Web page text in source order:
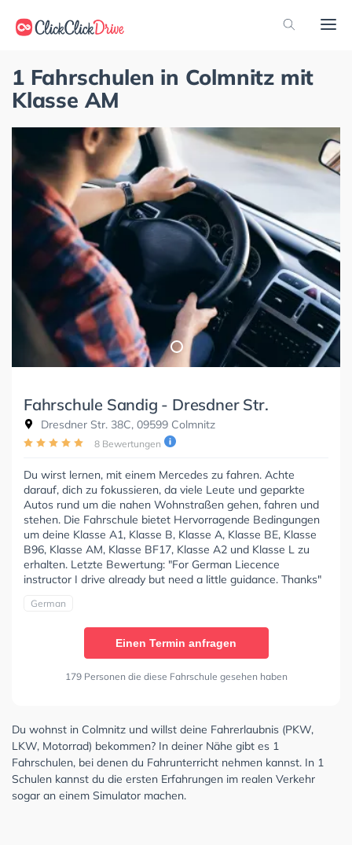
1 Fahrschulen in Colmnitz mit
Klasse AM
Fahrschule Sandig - Dresdner Str.
Dresdner Str. 38C, 09599 Colmnitz
8 Bewertungen
Du wirst lernen, mit einem Mercedes zu fahren. Achte
darauf, dich zu fokussieren, da viele Leute und geparkte
Autos rund um die nahen Wohnstraßen gehen, fahren und
stehen. Die Fahrschule bietet Hervorragende Bedingungen
um deine Klasse A1, Klasse B, Klasse A, Klasse BE, Klasse
B96, Klasse AM, Klasse BF17, Klasse A2 und Klasse L zu
erhalten. Letzte Bewertung: "For German Liecence
instructor I drive already but need a little guidance. Thanks"
German
Einen Termin anfragen
179 Personen die diese Fahrschule gesehen haben
Du wohnst in Colmnitz und willst deine Fahrerlaubnis (PKW,
LKW, Motorrad) bekommen? In deiner Nähe gibt es 1
Fahrschulen, bei denen du Fahrunterricht nehmen kannst. In 1
Schulen kannst du die ersten Erfahrungen im realen Verkehr
sogar an einem Simulator machen.